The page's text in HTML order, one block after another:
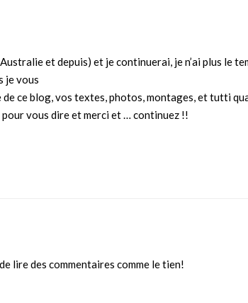
et depuis) et je continuerai, je n’ai plus le
je vous
de ce blog, vos textes, photos, montages, et tutti
vous dire et merci et … continuez !!
lire des commentaires comme le tien!